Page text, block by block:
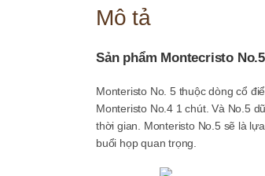
Mô tả
Sản phẩm Montecristo
Monteristo No. 5 thuộc dòng cổ
Monteristo No.4 1 chút. Và No.5
thời gian. Monteristo No.5 sẽ là
buổi họp quan trọng.